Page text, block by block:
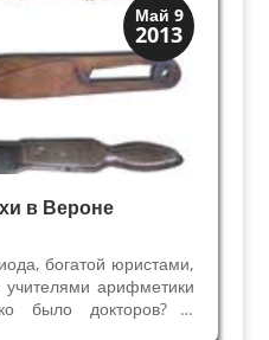
Май 9
2013
в Вероне
богатой юристами,
арифметики
было докторов? К